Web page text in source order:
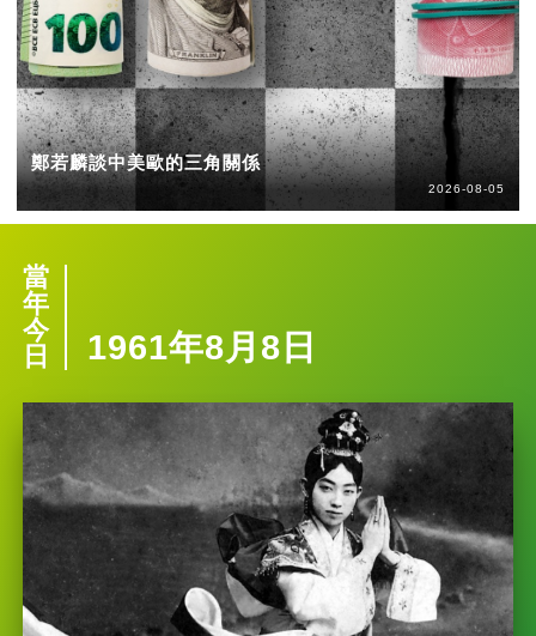
鄭若麟談中美歐的三角關係
2026-08-05
當
年
今
日
1961年8月8日